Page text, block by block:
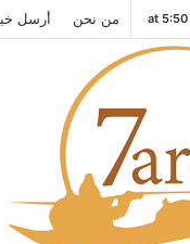
من نحن أرسل